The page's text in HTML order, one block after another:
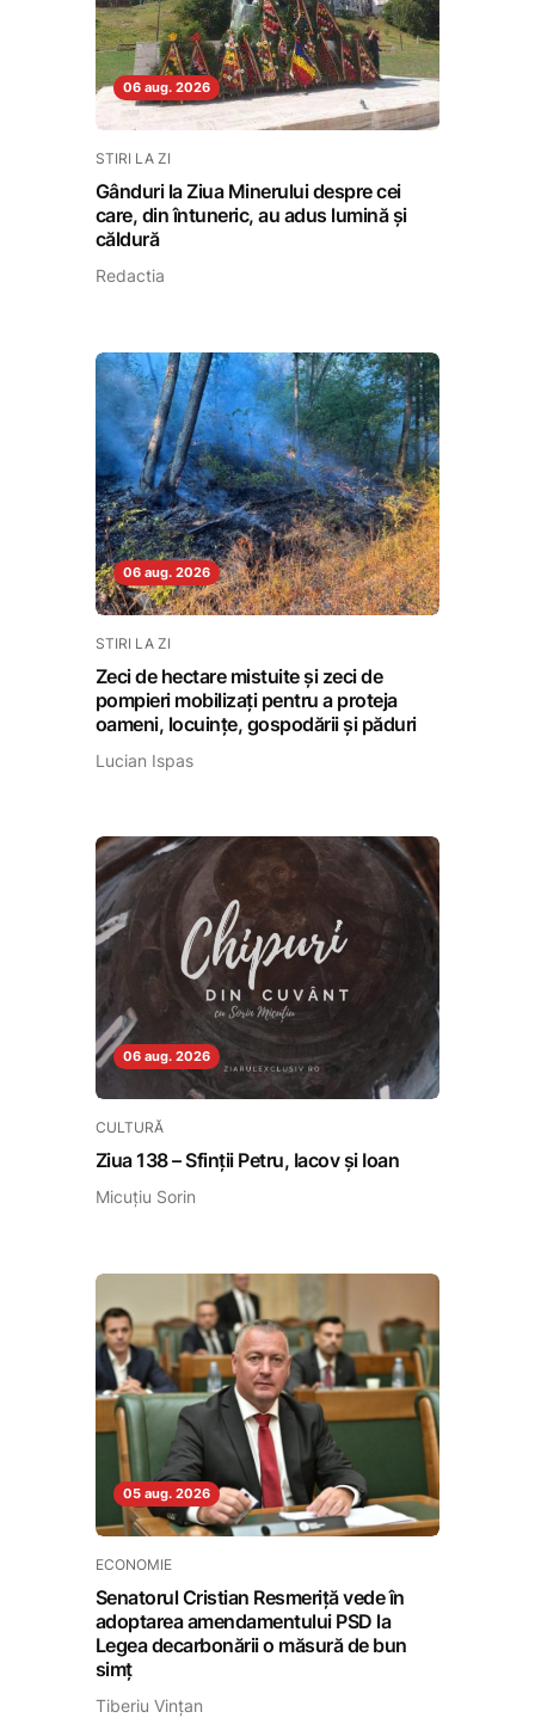
06 aug. 2026
STIRI LA ZI
Gânduri la Ziua Minerului despre cei
care, din întuneric, au adus lumină și
căldură
Redactia
06 aug. 2026
STIRI LA ZI
Zeci de hectare mistuite și zeci de
pompieri mobilizați pentru a proteja
oameni, locuințe, gospodării și păduri
Lucian Ispas
06 aug. 2026
CULTURĂ
Ziua 138 – Sfinții Petru, Iacov și Ioan
Micuțiu Sorin
05 aug. 2026
ECONOMIE
Senatorul Cristian Resmeriță vede în
adoptarea amendamentului PSD la
Legea decarbonării o măsură de bun
simț
Tiberiu Vințan